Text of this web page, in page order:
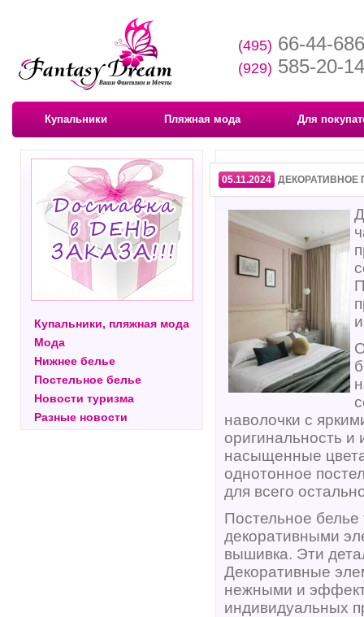
(495) 66-44-686
(929) 585-20-14
Купальники Пляжная мода Для
Купальники, пляжная мода
Мода
Нижнее белье
Постельное белье
Новости туризма
Разные новости
05.11.2024 ДЕКОРАТИВНОЕ
наволочки с
оригинальность и
насыщенные
однотонное
для всего
Постельное
декоративными
вышивка. Эти
Декоративные
нежными и
индивидуальных